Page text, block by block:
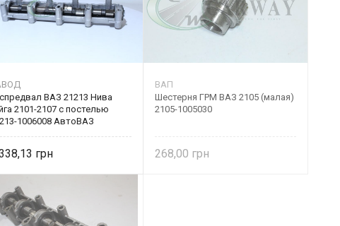
ВАЗ 21213 Нива
2101-2107 с постелью
1006008 АвтоВАЗ
ВАП
Шестерня ГРМ ВАЗ 2105 (малая)
2105-1005030
268,00